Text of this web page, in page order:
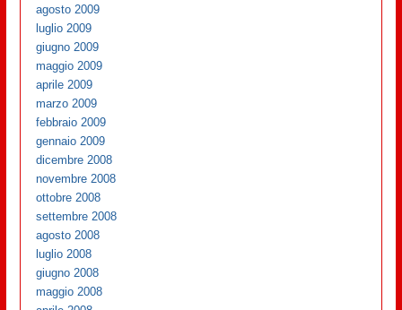
agosto 2009
luglio 2009
giugno 2009
maggio 2009
aprile 2009
marzo 2009
febbraio 2009
gennaio 2009
dicembre 2008
novembre 2008
ottobre 2008
settembre 2008
agosto 2008
luglio 2008
giugno 2008
maggio 2008